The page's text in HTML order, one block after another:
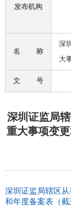
发布机构
名 称
深
大
文 号
深圳证监局
重大事项变
深圳证监局辖区
和年度备案表（截